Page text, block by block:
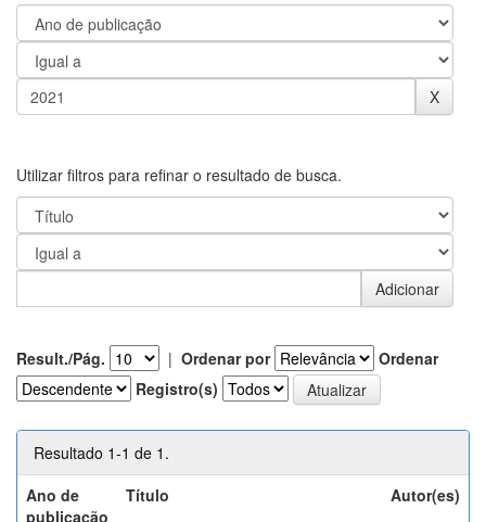
Utilizar filtros para refinar o resultado de busca.
Result./Pág. | Ordenar por
Ordenar
Registro(s)
Resultado 1-1 de 1.
Ano de
publicação
Título Autor(es)